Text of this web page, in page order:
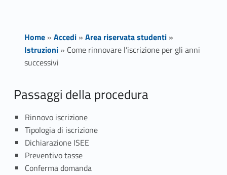
Home» Accedi» Area riservata studenti»
Istruzioni» Come rinnovare l’iscrizione per gli anni
successivi
C
o
m
e
Passaggi della procedura
Rinnovo iscrizione
Tipologia di iscrizione
Dichiarazione ISEE
Preventivo tasse
Conferma domanda